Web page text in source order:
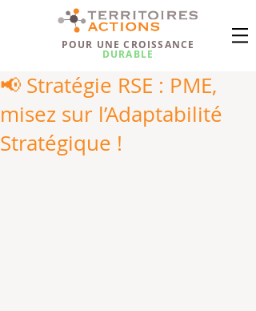
POUR UNE CROISSANCE
DURABLE
📢 Stratégie RSE : PME,
misez sur l’Adaptabilité
Stratégique !